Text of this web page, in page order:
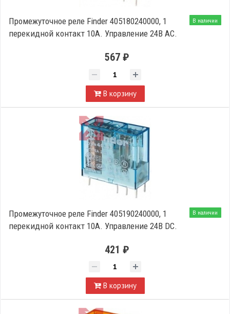
В наличии
Промежуточное реле Finder 405180240000, 1
перекидной контакт 10А. Управление 24В АС.
567 ₽
В корзину
В наличии
Промежуточное реле Finder 405190240000, 1
перекидной контакт 10А. Управление 24В DC.
421 ₽
В корзину